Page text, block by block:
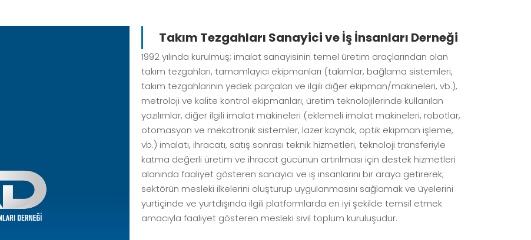
Takım Tezgahları Sanayici ve İş İnsanları Derneği
1992 yılında kurulmuş; imalat sanayisinin temel üretim araçlarından olan
takım tezgahları, tamamlayıcı ekipmanları (takımlar, bağlama sistemleri,
takım tezgahlarının yedek parçaları ve ilgili diğer ekipman/makineleri, vb.),
metroloji ve kalite kontrol ekipmanları, üretim teknolojilerinde kullanılan
yazılımlar, diğer ilgili imalat makineleri (eklemeli imalat makineleri, robotlar,
otomasyon ve mekatronik sistemler, lazer kaynak, optik ekipman işleme,
vb.) imalatı, ihracatı, satış sonrası teknik hizmetleri, teknoloji transferiyle
katma değerli üretim ve ihracat gücünün artırılması için destek hizmetleri
alanında faaliyet gösteren sanayici ve iş insanlarını bir araya getirerek;
sektörün mesleki ilkelerini oluşturup uygulanmasını sağlamak ve üyelerini
yurtiçinde ve yurtdışında ilgili platformlarda en iyi şekilde temsil etmek
amacıyla faaliyet gösteren mesleki sivil toplum kuruluşudur.